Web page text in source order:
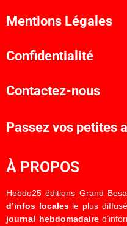
Mentions Légales
Confidentialité
Contactez-nous
Passez vos petites
À PROPOS
Hebdo25 éditions Grand
d’infos localesle plus
journal hebdomadaire